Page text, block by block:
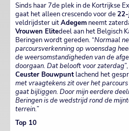
Sinds haar 7de plek in de Kortrijkse
gaat het alleen crescendo voor de
veldrijdster uitAdegem neemt
Vrouwen Elitedeel aan het Belgisch
Beringen wordt gereden. “Normaal
parcoursverkenning op woensdag
de weersomstandigheden van de
doorgaan. Dat belooft voor zaterdag
Ceuster Bouwpunt lachend het
met vraagtekens zit over het
gaat bijliggen. Door mijn eerdere
Beringen is de wedstrijd rond de
terrein.”
Top 10